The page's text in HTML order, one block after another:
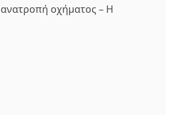
οχήματος – Η